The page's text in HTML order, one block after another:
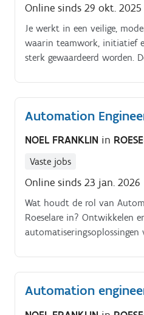
Online sinds 29 okt. 2025
Je werkt in een veilige,
waarin teamwork, initiatief
sterk gewaardeerd worden.
Automation
NOEL FRANKLIN in
Vaste jobs
Online sinds 23 jan. 2026
Wat houdt de rol van
Roeselare in? Ontwikkelen
automatiseringsoplossingen
Automation